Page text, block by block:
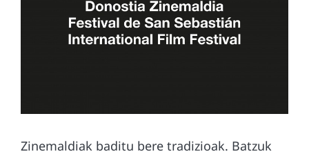
Zinemaldiak baditu bere tradizioak. Batzuk